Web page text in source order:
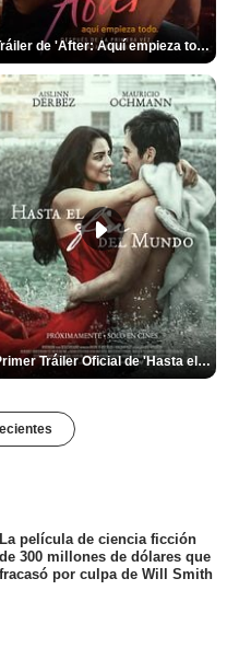
Tráiler de 'After: Aquí empieza todo'
Primer Tráiler Oficial de 'Hasta el fin del mundo'
La película de ciencia ficción
de 300 millones de dólares que
fracasó por culpa de Will Smith